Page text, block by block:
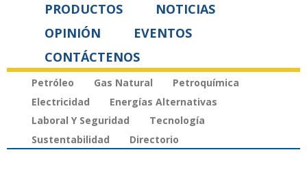
PRODUCTOS
NOTICIAS
OPINIÓN
EVENTOS
CONTÁCTENOS
Petróleo Gas Natural
Petroquímica
Electricidad
Energías Alternativas
Laboral Y Seguridad
Tecnología
Sustentabilidad
Directorio